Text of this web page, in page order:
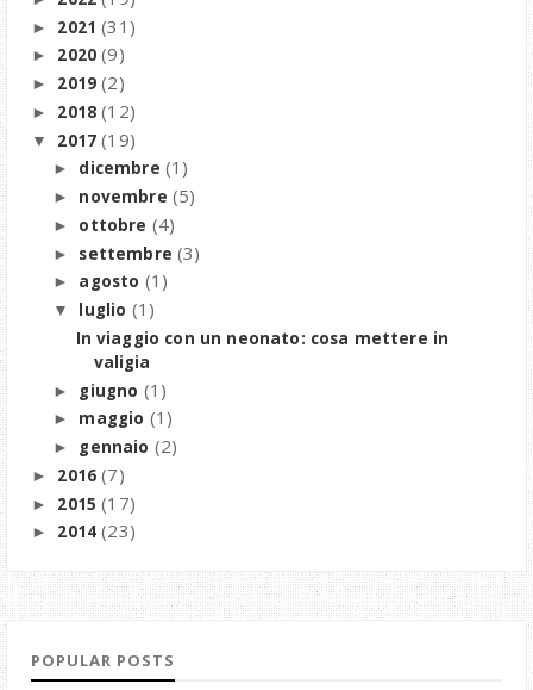
► 2021(31)
► 2020(9)
► 2019(2)
► 2018(12)
▼ 2017(19)
► dicembre (1)
► novembre (5)
► ottobre (4)
► settembre(3)
► agosto (1)
▼ luglio (1)
In viaggio con un neonato: cosa mettere in
valigia
► giugno (1)
► maggio (1)
► gennaio (2)
► 2016(7)
► 2015(17)
► 2014(23)
POPULAR POSTS